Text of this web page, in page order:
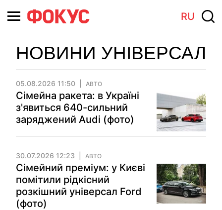
RU
НОВИНИ УНІВЕРСАЛ
05.08.2026 11:50 АВТО
Сімейна ракета: в Україні
з'явиться 640-сильний
заряджений Audi (фото)
30.07.2026 12:23 АВТО
Сімейний преміум: у Києві
помітили рідкісний
розкішний універсал Ford
(фото)